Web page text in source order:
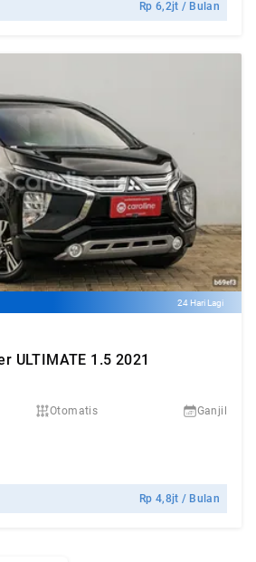
Rp6,2jt / Bulan
24 Hari Lagi
ULTIMATE 1.5 2021
Otomatis Ganjil
Rp4,8jt / Bulan